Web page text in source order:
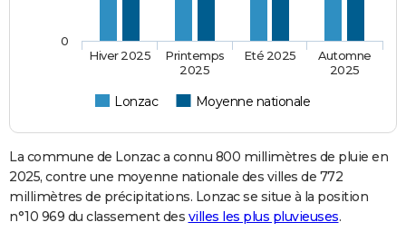
Lonzac Moyenne nationale
Hiver 2025
Printemps
2025
Eté 2025
Automne
2025
0
La commune de Lonzac a connu 800 millimètres de pluie en
2025, contre une moyenne nationale des villes de 772
millimètres de précipitations. Lonzac se situe à la position
n°10 969 du classement des villes les plus pluvieuses.